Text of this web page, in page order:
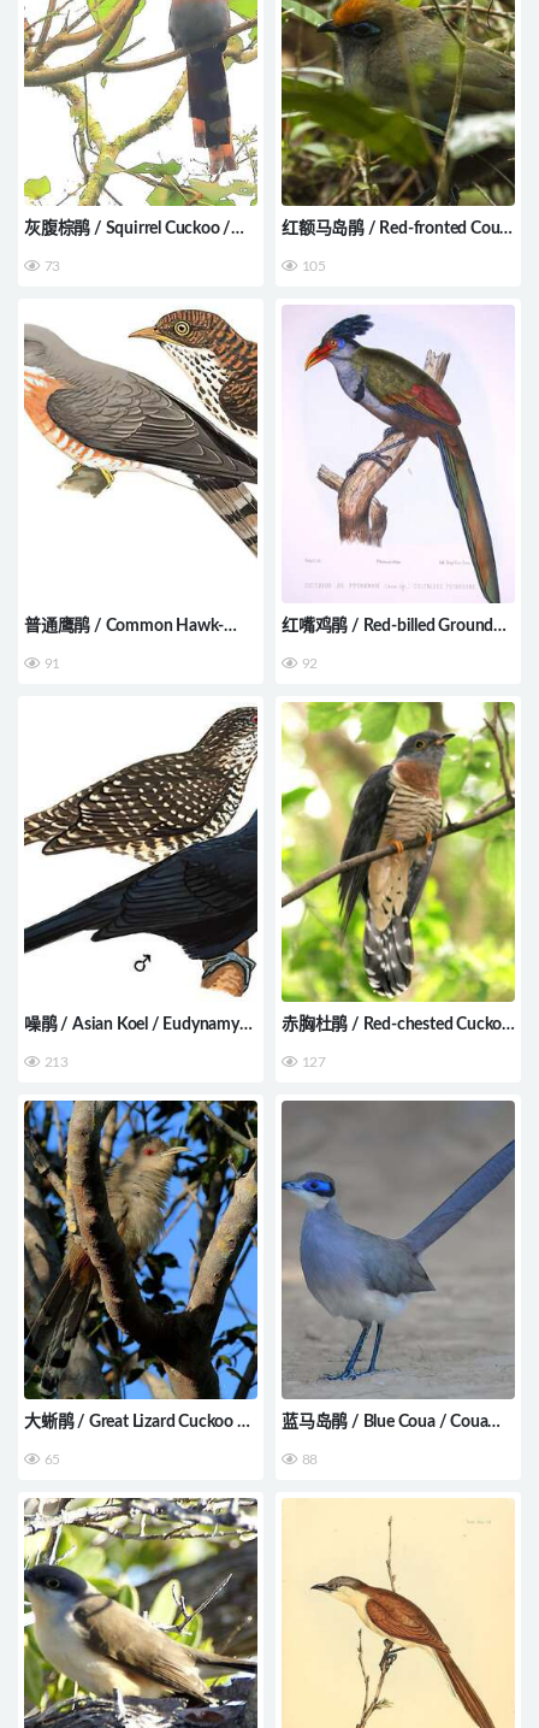
灰腹棕鹃 / Squirrel Cuckoo /
73
红额马岛鹃 / Red-fronted Coua
105
普通鹰鹃 / Common Hawk-
91
红嘴鸡鹃 / Red-billed Ground
pucheranii
92
噪鹃 / Asian Koel / Eudynamys
213
赤胸杜鹃 / Red-chested Cuckoo
127
大蜥鹃 / Great Lizard Cuckoo /
65
蓝马岛鹃 / Blue Coua / Coua
88